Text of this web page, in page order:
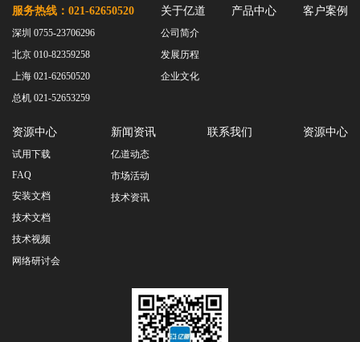
服务热线：021-62650520
深圳 0755-23706296
北京 010-82359258
上海 021-62650520
总机 021-52653259
关于亿道
公司简介
发展历程
企业文化
产品中心 客户案例
资源中心
试用下载
FAQ
安装文档
技术文档
技术视频
网络研讨会
新闻资讯
亿道动态
市场活动
技术资讯
联系我们 资源中心